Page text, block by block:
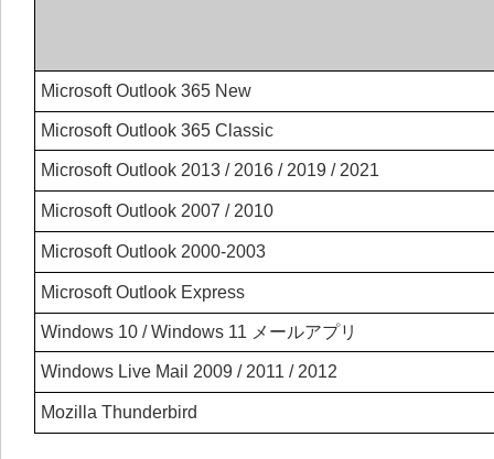
Microsoft Outlook 365 New
Microsoft Outlook 365 Classic
Microsoft Outlook 2013 / 2016 / 2019 / 2021
Microsoft Outlook 2007 / 2010
Microsoft Outlook 2000-2003
Microsoft Outlook Express
Windows 10 / Windows 11 メールアプリ
Windows Live Mail 2009 / 2011 / 2012
Mozilla Thunderbird